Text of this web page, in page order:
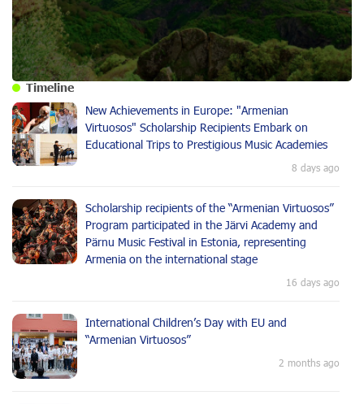
Timeline
New Achievements in Europe: "Armenian
Virtuosos" Scholarship Recipients Embark on
Educational Trips to Prestigious Music Academies
8 days ago
Scholarship recipients of the “Armenian Virtuosos”
Program participated in the Järvi Academy and
Pärnu Music Festival in Estonia, representing
Armenia on the international stage
16 days ago
International Children’s Day with EU and
“Armenian Virtuosos”
2 months ago